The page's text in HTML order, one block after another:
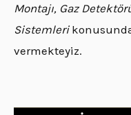
Montajı, Gaz
Sistemleri
vermekteyiz.